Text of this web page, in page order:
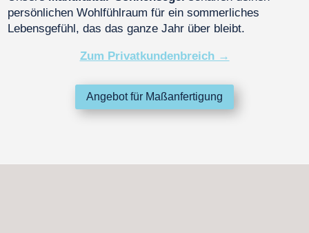
persönlichen Wohlfühlraum für ein sommerliches
Lebensgefühl, das das ganze Jahr über bleibt.
Zum Privatkundenbreich →
Angebot für Maßanfertigung